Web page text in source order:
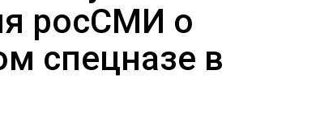
росСМИ о
спецназе в